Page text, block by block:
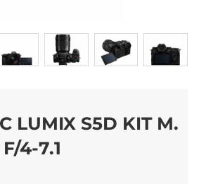
LUMIX S5D KIT M.
4-7.1